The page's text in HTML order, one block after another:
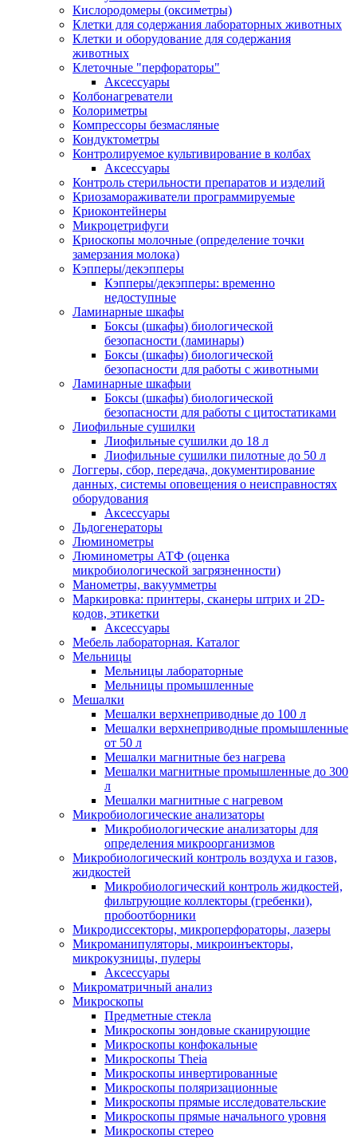
Кислородомеры (оксиметры)
Клетки для содержания лабораторных животных
Клетки и оборудование для содержания
животных
Клеточные "перфораторы"
Аксессуары
Колбонагреватели
Колориметры
Компрессоры безмасляные
Кондуктометры
Контролируемое культивирование в колбах
Аксессуары
Контроль стерильности препаратов и изделий
Криозамораживатели программируемые
Криоконтейнеры
Микроцетрифуги
Криоскопы молочные (определение точки
замерзания молока)
Кэпперы/декэпперы
Кэпперы/декэпперы: временно
недоступные
Ламинарные шкафы
Боксы (шкафы) биологической
безопасности (ламинары)
Боксы (шкафы) биологической
безопасности для работы с животными
Ламинарные шкафыи
Боксы (шкафы) биологической
безопасности для работы с цитостатиками
Лиофильные сушилки
Лиофильные сушилки до 18 л
Лиофильные сушилки пилотные до 50 л
Логгеры, сбор, передача, документирование
данных, системы оповещения о неисправностях
оборудования
Аксессуары
Льдогенераторы
Люминометры
Люминометры АТФ (оценка
микробиологической загрязненности)
Манометры, вакуумметры
Маркировка: принтеры, сканеры штрих и 2D-
кодов, этикетки
Аксессуары
Мебель лабораторная. Каталог
Мельницы
Мельницы лабораторные
Мельницы промышленные
Мешалки
Мешалки верхнеприводные до 100 л
Мешалки верхнеприводные промышленные
от 50 л
Мешалки магнитные без нагрева
Мешалки магнитные промышленные до 300
л
Мешалки магнитные с нагревом
Микробиологические анализаторы
Микробиологические анализаторы для
определения микроорганизмов
Микробиологический контроль воздуха и газов,
жидкостей
Микробиологический контроль жидкостей,
фильтрующие коллекторы (гребенки),
пробоотборники
Микродиссекторы, микроперфораторы, лазеры
Микроманипуляторы, микроинъекторы,
микрокузницы, пулеры
Аксессуары
Микроматричный анализ
Микроскопы
Предметные стекла
Микроскопы зондовые сканирующие
Микроскопы конфокальные
Микроскопы Theia
Микроскопы инвертированные
Микроскопы поляризационные
Микроскопы прямые исследовательские
Микроскопы прямые начального уровня
Микроскопы стерео